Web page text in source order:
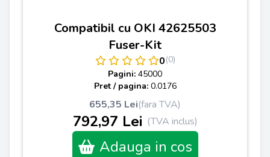
Compatibil cu OKI 42625503
Fuser-Kit
0(0)
Pagini: 45000
Pret / pagina: 0.0176
655,35 Lei(fara TVA)
792,97 Lei (TVA inclus)
Adauga in cos